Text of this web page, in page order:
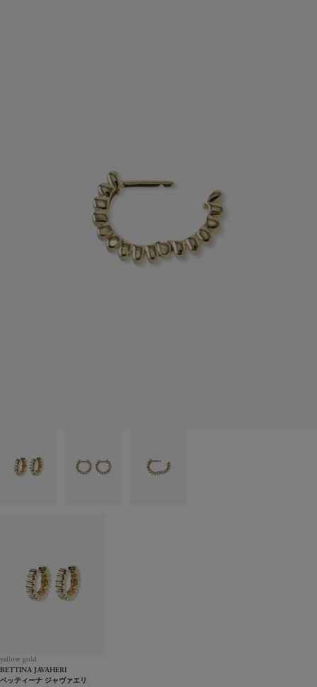
yellow gold
BETTINA JAVAHERI
ベッティーナ ジャヴァエリ